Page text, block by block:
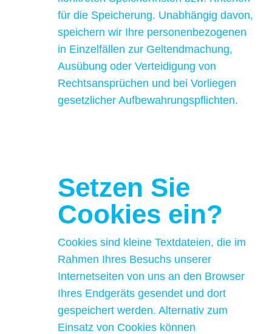
für die Speicherung. Unabhängig davon,
speichern wir Ihre personenbezogenen
in Einzelfällen zur Geltendmachung,
Ausübung oder Verteidigung von
Rechtsansprüchen und bei Vorliegen
gesetzlicher Aufbewahrungspflichten.
Setzen Sie
Cookies ein?
Cookies sind kleine Textdateien, die im
Rahmen Ihres Besuchs unserer
Internetseiten von uns an den Browser
Ihres Endgeräts gesendet und dort
gespeichert werden. Alternativ zum
Einsatz von Cookies können